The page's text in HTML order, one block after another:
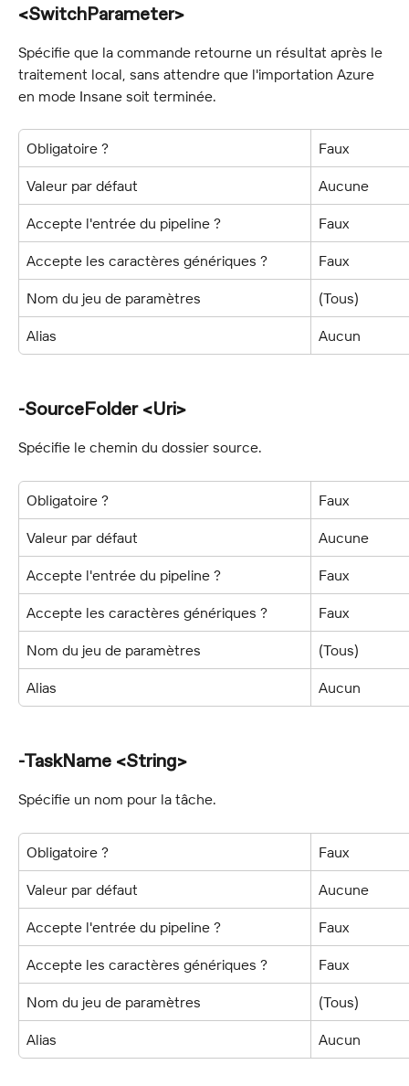
<SwitchParameter>
Spécifie que la commande retourne un résultat après le
traitement local, sans attendre que l'importation Azure
en mode Insane soit terminée.
Obligatoire ? Faux
Valeur par défaut Aucune
Accepte l'entrée du pipeline ? Faux
Accepte les caractères génériques ? Faux
Nom du jeu de paramètres (Tous)
Alias Aucun
-SourceFolder <Uri>
Spécifie le chemin du dossier source.
Obligatoire ? Faux
Valeur par défaut Aucune
Accepte l'entrée du pipeline ? Faux
Accepte les caractères génériques ? Faux
Nom du jeu de paramètres (Tous)
Alias Aucun
-TaskName <String>
Spécifie un nom pour la tâche.
Obligatoire ? Faux
Valeur par défaut Aucune
Accepte l'entrée du pipeline ? Faux
Accepte les caractères génériques ? Faux
Nom du jeu de paramètres (Tous)
Alias Aucun